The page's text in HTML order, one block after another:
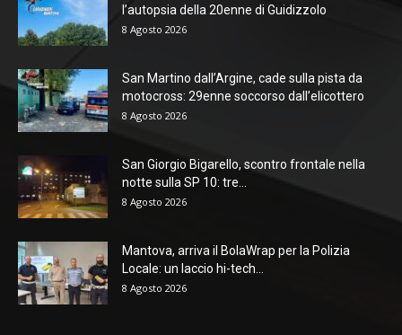
l’autopsia della 20enne di Guidizzolo
8 Agosto 2026
San Martino dall’Argine, cade sulla pista da
motocross: 29enne soccorso dall’elicottero
8 Agosto 2026
San Giorgio Bigarello, scontro frontale nella
notte sulla SP 10: tre...
8 Agosto 2026
Mantova, arriva il BolaWrap per la Polizia
Locale: un laccio hi-tech...
8 Agosto 2026